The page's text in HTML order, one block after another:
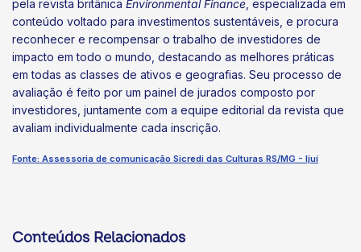
pela revista britânica Environmental Finance , especializada em
conteúdo voltado para investimentos sustentáveis, e procura
reconhecer e recompensar o trabalho de investidores de
impacto em todo o mundo, destacando as melhores práticas
em todas as classes de ativos e geografias. Seu processo de
avaliação é feito por um painel de jurados composto por
investidores, juntamente com a equipe editorial da revista que
avaliam individualmente cada inscrição.
Fonte: Assessoria de comunicação Sicredi das Culturas RS/MG - Ijuí
Conteúdos Relacionados